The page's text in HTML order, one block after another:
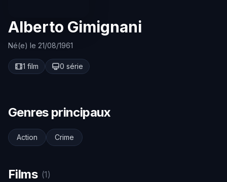
Alberto Gimignani
Né(e) le 21/08/1961
1 film 0 série
Genres principaux
Action Crime
Films (1)